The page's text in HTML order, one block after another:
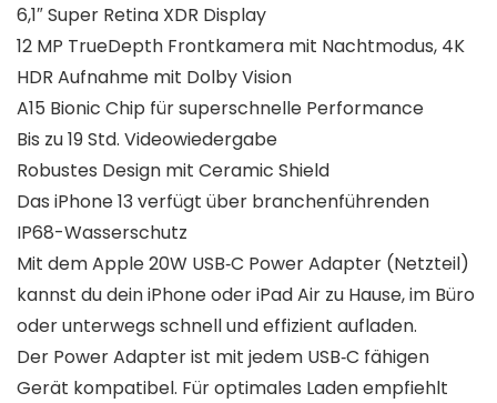
6,1″ Super Retina XDR Display
12 MP TrueDepth Frontkamera mit Nachtmodus, 4K
HDR Aufnahme mit Dolby Vision
A15 Bionic Chip für superschnelle Performance
Bis zu 19 Std. Videowiedergabe
Robustes Design mit Ceramic Shield
Das iPhone 13 verfügt über branchenführenden
IP68-Wasserschutz
Mit dem Apple 20W USB‑C Power Adapter (Netzteil)
kannst du dein iPhone oder iPad Air zu Hause, im Büro
oder unterwegs schnell und effizient aufladen.
Der Power Adapter ist mit jedem USB‑C fähigen
Gerät kompatibel. Für optimales Laden empfiehlt